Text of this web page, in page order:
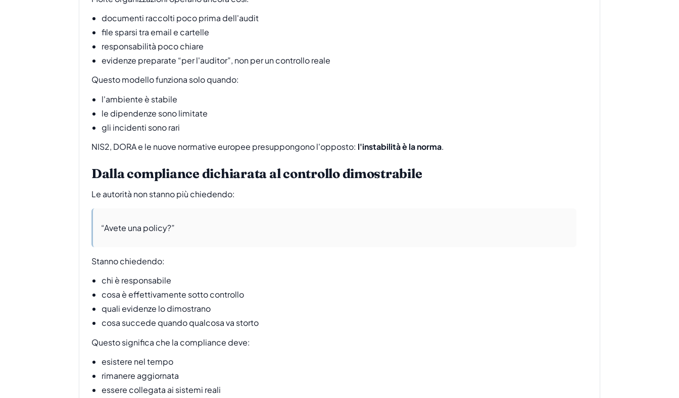
documenti raccolti poco prima dell'audit
file sparsi tra email e cartelle
responsabilità poco chiare
evidenze preparate “per l'auditor”, non per un controllo reale
Questo modello funziona solo quando:
l'ambiente è stabile
le dipendenze sono limitate
gli incidenti sono rari
NIS2, DORA e le nuove normative europee presuppongono l'opposto: l'instabilità è la norma.
Dalla compliance dichiarata al controllo dimostrabile
Le autorità non stanno più chiedendo:
“Avete una policy?”
Stanno chiedendo:
chi è responsabile
cosa è effettivamente sotto controllo
quali evidenze lo dimostrano
cosa succede quando qualcosa va storto
Questo significa che la compliance deve:
esistere nel tempo
rimanere aggiornata
essere collegata ai sistemi reali